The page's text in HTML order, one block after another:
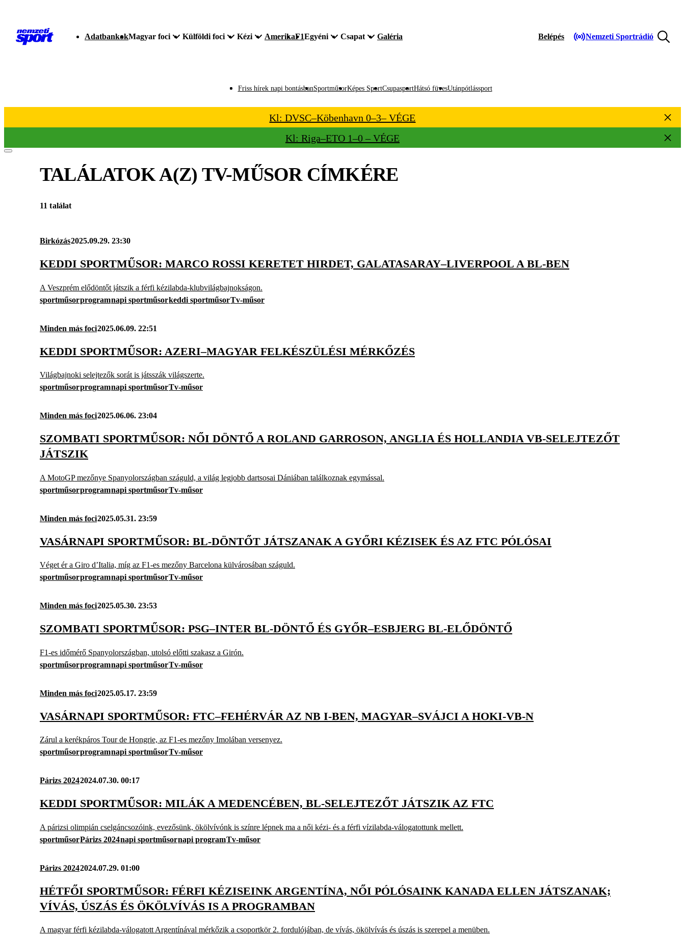
AdatbankokMagyar foci Külföldi foci Kézi AmerikaF1Egyéni Csapat Galéria Belépés Nemzeti Sportrádió
Friss hírek napi bontásbanSportműsorKépes SportCsupasportHátsó füvesUtánpótlássport
Kl: DVSC–Köbenhavn 0–3– VÉGE
Kl: Riga–ETO 1–0 – VÉGE
TALÁLATOK A(Z) TV-MŰSORCÍMKÉRE
11 találat
Birkózás2025.09.29. 23:30
KEDDI SPORTMŰSOR: MARCO ROSSI KERETET HIRDET, GALATASARAY–LIVERPOOL A BL-BEN
A Veszprém elődöntőt játszik a férfi kézilabda-klubvilágbajnokságon.
sportműsorprogramnapi sportműsorkeddi sportműsorTv-műsor
Minden más foci2025.06.09. 22:51
KEDDI SPORTMŰSOR: AZERI–MAGYAR FELKÉSZÜLÉSI MÉRKŐZÉS
Világbajnoki selejtezők sorát is játsszák világszerte.
sportműsorprogramnapi sportműsorTv-műsor
Minden más foci2025.06.06. 23:04
SZOMBATI SPORTMŰSOR: NŐI DÖNTŐ A ROLAND GARROSON, ANGLIA ÉS HOLLANDIA VB-SELEJTEZŐT
JÁTSZIK
A MotoGP mezőnye Spanyolországban száguld, a világ legjobb dartsosai Dániában találkoznak egymással.
sportműsorprogramnapi sportműsorTv-műsor
Minden más foci2025.05.31. 23:59
VASÁRNAPI SPORTMŰSOR: BL-DÖNTŐT JÁTSZANAK A GYŐRI KÉZISEK ÉS AZ FTC PÓLÓSAI
Véget ér a Giro d’Italia, míg az F1-es mezőny Barcelona külvárosában száguld.
sportműsorprogramnapi sportműsorTv-műsor
Minden más foci2025.05.30. 23:53
SZOMBATI SPORTMŰSOR: PSG–INTER BL-DÖNTŐ ÉS GYŐR–ESBJERG BL-ELŐDÖNTŐ
F1-es időmérő Spanyolországban, utolsó előtti szakasz a Girón.
sportműsorprogramnapi sportműsorTv-műsor
Minden más foci2025.05.17. 23:59
VASÁRNAPI SPORTMŰSOR: FTC–FEHÉRVÁR AZ NB I-BEN, MAGYAR–SVÁJCI A HOKI-VB-N
Zárul a kerékpáros Tour de Hongrie, az F1-es mezőny Imolában versenyez.
sportműsorprogramnapi sportműsorTv-műsor
Párizs 20242024.07.30. 00:17
KEDDI SPORTMŰSOR: MILÁK A MEDENCÉBEN, BL-SELEJTEZŐT JÁTSZIK AZ FTC
A párizsi olimpián cselgáncsozóink, evezősünk, ökölvívónk is színre lépnek ma a női kézi- és a férfi vízilabda-válogatottunk mellett.
sportműsorPárizs 2024napi sportműsornapi programTv-műsor
Párizs 20242024.07.29. 01:00
HÉTFŐI SPORTMŰSOR: FÉRFI KÉZISEINK ARGENTÍNA, NŐI PÓLÓSAINK KANADA ELLEN JÁTSZANAK;
VÍVÁS, ÚSZÁS ÉS ÖKÖLVÍVÁS IS A PROGRAMBAN
A magyar férfi kézilabda-válogatott Argentínával mérkőzik a csoportkör 2. fordulójában, de vívás, ökölvívás és úszás is szerepel a menüben.